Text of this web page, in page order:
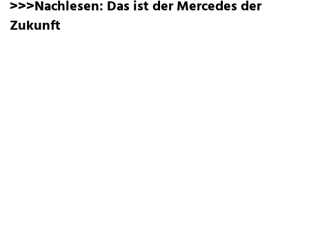
>>>Nachlesen: Das ist der Mercedes der
Zukunft